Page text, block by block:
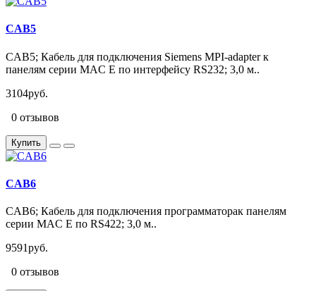
CAB5
CAB5; Кабель для подключения Siemens MPI-adapter к
панелям серии MAC E по интерфейсу RS232; 3,0 м..
3104руб.
0 отзывов
Купить
CAB6
CAB6; Кабель для подключения программаторак панелям
серии MAC E по RS422; 3,0 м..
9591руб.
0 отзывов